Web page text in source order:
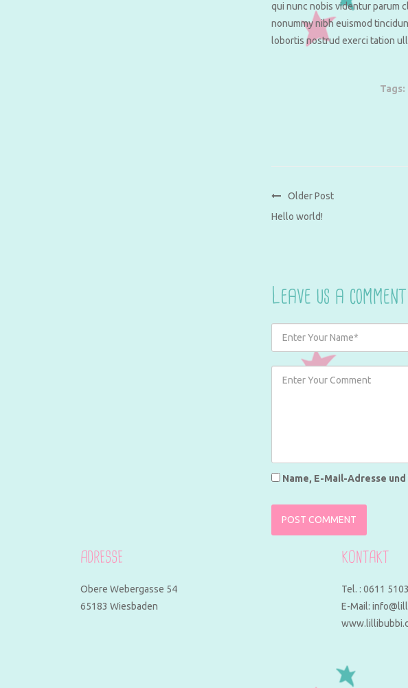
qui nunc nobis videntur parum
nonummy nibh euismod
lobortis nostrud exerci tation
Tags:
Older Post
Hello world!
Leave us a comment
Name, E-Mail-Adresse
ADRESSE
Obere Webergasse 54
65183 Wiesbaden
KONTAKT
Tel. : 0611
E-Mail: